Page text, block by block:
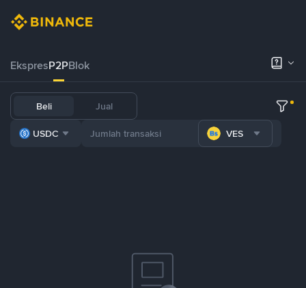
EkspresP2PBlok
Beli Jual
USDC VES